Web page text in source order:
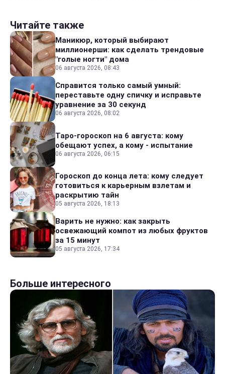
Читайте также
Маникюр, который выбирают
миллионерши: как сделать трендовые
"голые ногти" дома
06 августа 2026, 08:43
Справится только самый умный:
переставьте одну спичку и исправьте
уравнение за 30 секунд
06 августа 2026, 08:02
Таро-гороскоп на 6 августа: кому
обещают успех, а кому - испытание
06 августа 2026, 06:15
Гороскоп до конца лета: кому следует
готовиться к карьерным взлетам и
раскрытию тайн
05 августа 2026, 18:13
Варить не нужно: как закрыть
освежающий компот из любых фруктов
за 15 минут
05 августа 2026, 17:34
Больше интересного